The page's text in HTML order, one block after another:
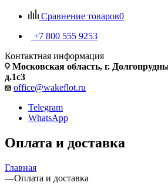
Сравнение товаров0
+7 800 555 9253
Контактная информация
Московская область, г.
д.1с3
office@wakeflot.ru
Telegram
WhatsApp
Оплата и доставка
Главная
—Оплата и доставка